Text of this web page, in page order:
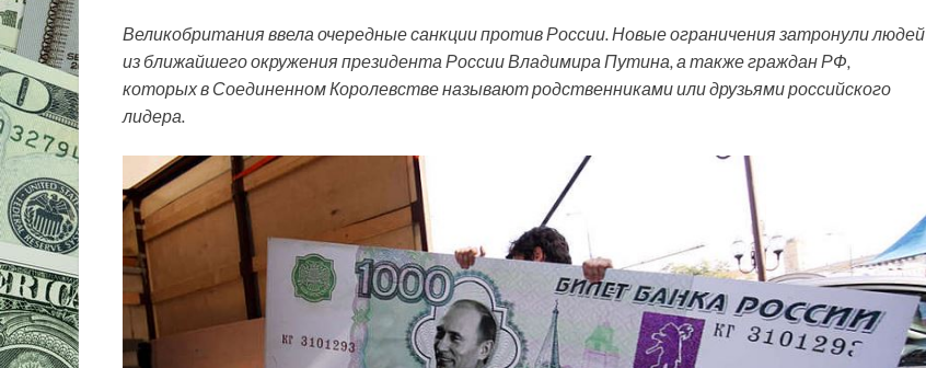
Великобритания ввела очередные санкции против России. Новые ограничения затронули людей
из ближайшего окружения президента России Владимира Путина, а также граждан РФ,
которых в Соединенном Королевстве называют родственниками или друзьями российского
лидера.